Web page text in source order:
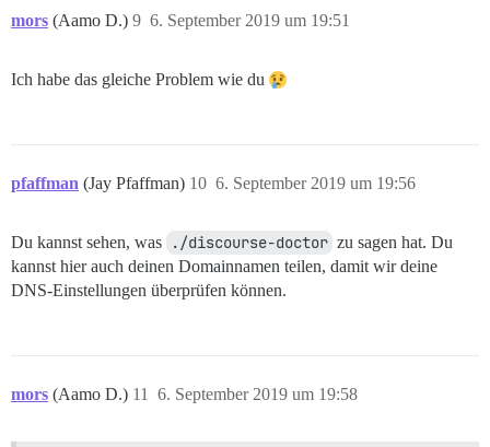
mors (Aamo D.) 6. September 2019 um 19:51
9
Ich habe das gleiche Problem wie du
pfaffman (Jay Pfaffman) 6. September 2019 um 19:56
10
Du kannst sehen, was ./discourse-doctor zu sagen hat. Du
kannst hier auch deinen Domainnamen teilen, damit wir deine
DNS-Einstellungen überprüfen können.
mors (Aamo D.) 6. September 2019 um 19:58
11